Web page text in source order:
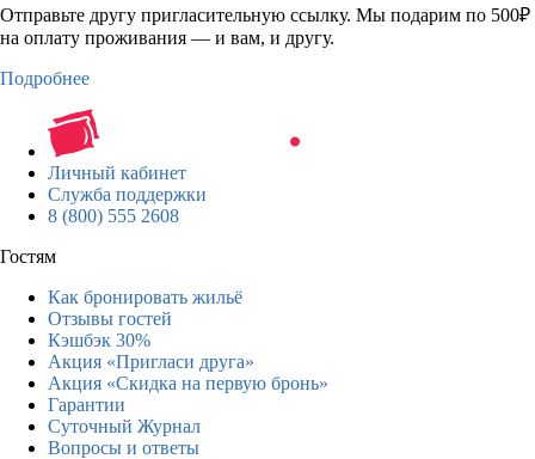
Отправьте другу пригласительную ссылку. Мы подарим по 500₽
на оплату проживания — и вам, и другу.
Подробнее
Личный кабинет
Служба поддержки
8 (800) 555 2608
Гостям
Как бронировать жильё
Отзывы гостей
Кэшбэк 30%
Акция «Пригласи друга»
Акция «Скидка на первую бронь»
Гарантии
Суточный Журнал
Вопросы и ответы